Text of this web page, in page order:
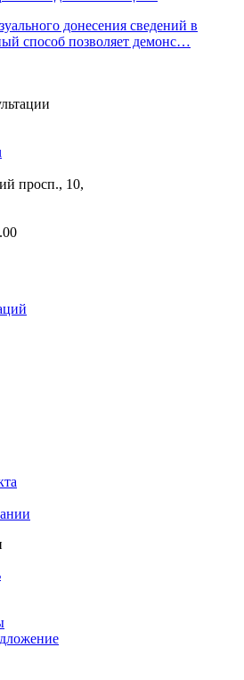
донесения сведений в
способ позволяет демонс…
просп., 10,